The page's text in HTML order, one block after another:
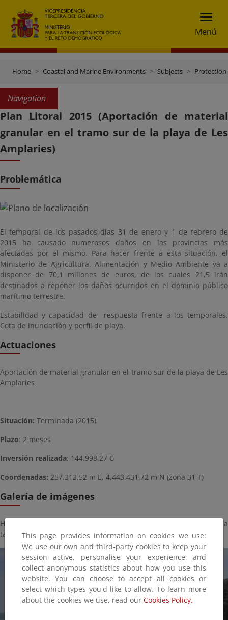
Menú
Home Coastal and Marine Environments Subjects
Navigation
Plan Litoral 2015 (Aportación de material
granular en el tramo sur de la playa de Les
Amplaries)
Problemática
El temporal de los pasados días 31 de enero y 1 de febrero de
2015 ha causado numerosos daños en las provincias más
afectadas por el mismo. Para hacer frente a esta situación, el
Ministerio de Agricultura, Alimentación y Medio Ambiente va a
disponer de 70,1 millones de euros, de los cuales 21,5 irán
destinados a reponer los daños ocurridos en el dominio público
marítimo terrestre.
Estabilidad y capacidad de respuesta frente a los temporales.
Cota de inundación y perfil de playa.
Actuaciones
Aportación de material granular en el tramo sur de la playa de Les
Amplaries
Situación: Terminada (2015)
Plazo: 2 meses
Inversión realizada: 144.998,27 €
Coordenadas: 257.313,52 m E, 4.443.431,72 m N (zona 31 T)
Galería de imágenes
Haga click sobre la imagen para ver la galería del proyecto a
tamaño completo:
This page provides information on cookies we use:
We use our own and third-party cookies to keep your
session active, personalise your experience, and
collect anonymous statistics about how you use this
website. You can choose to accept all cookies or
select which types you'd like to allow. To learn more
about the cookies we use, read our Cookies Policy.